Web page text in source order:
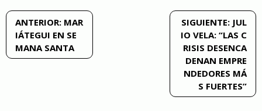
Navegación
de
entradas
ANTERIOR: MAR
IÁTEGUI EN SE
MANA SANTA
SIGUIENTE: JUL
IO VELA: “LAS C
RISIS DESENCA
DENAN EMPRE
NDEDORES MÁ
S FUERTES”